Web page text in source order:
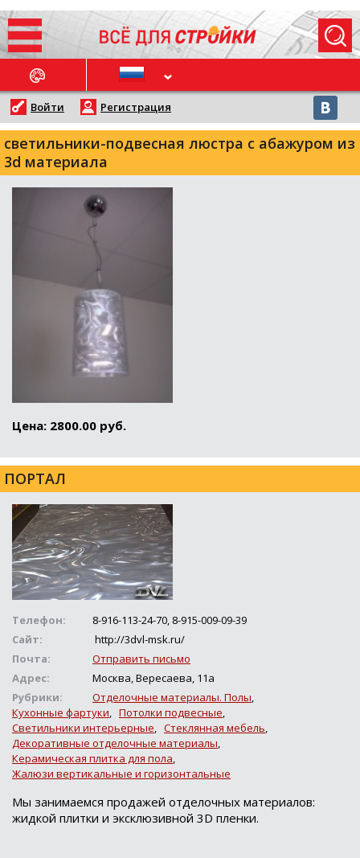
НОВОСТИ
Войти Регистрация
светильники-подвесная люстра с абажуром из
3d материала
Цена: 2800.00 руб.
ПОРТАЛ
Телефон:
8-916-113-24-70, 8-915-009-09-39
Сайт:
http://3dvl-msk.ru/
Почта:
Отправить письмо
Адрес:
Москва, Вересаева, 11а
Рубрики:
Отделочные материалы. Полы,
Кухонные фартуки, Потолки подвесные,
Светильники интерьерные, Стеклянная мебель,
Декоративные отделочные материалы,
Керамическая плитка для пола,
Жалюзи вертикальные и горизонтальные
Мы занимаемся продажей отделочных материалов:
жидкой плитки и эксклюзивной 3D пленки.